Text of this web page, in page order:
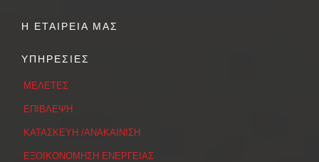
Η ΕΤΑΙΡΕΙΑ ΜΑΣ
ΥΠΗΡΕΣΙΕΣ
ΜΕΛΕΤΕΣ
ΕΠΙΒΛΕΨΗ
ΚΑΤΑΣΚΕΥΗ /ΑΝΑΚΑΙΝΙΣΗ
ΕΞΟΙΚΟΝΟΜΗΣΗ ΕΝΕΡΓΕΙΑΣ